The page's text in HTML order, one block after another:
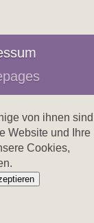
von ihnen sind
Website und Ihre
Cookies,